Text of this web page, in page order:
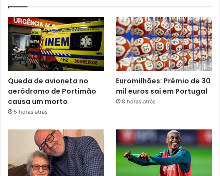
Queda de avioneta no
aeródromo de Portimão
causa um morto
5 horas atrás
Euromilhões: Prémio de 30
mil euros sai em Portugal
8 horas atrás